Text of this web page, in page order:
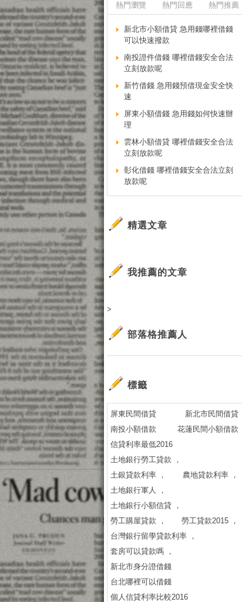
熱門瀏覽
熱門回應 熱門推薦
新北市小額借貸 急用錢哪裡借錢
可以快速撥款
南投證件借錢 哪裡借錢安全合法
立刻放款呢
新竹借錢 急用錢預借現金安全快
速
屏東小額借錢 急用錢如何快速辦
理
雲林小額借貸 哪裡借錢安全合法
立刻放款呢
彰化借錢 哪裡借錢安全合法立刻
放款呢
精選文章
我推薦的文章
>
部落格推薦人
標籤
屏東民間借貸
新北市民間借貸
南投小額借款
花蓮民間小額借款
信貸利率最低2016
土地銀行勞工貸款 ，
土銀貸款利率 ，
農地貸款利率 ，
土地銀行軍人 ，
土地銀行小額信貸 ，
勞工購屋貸款 ，
勞工貸款2015 ，
台灣銀行留學貸款利率 ，
套房可以貸款嗎 ，
新北市身分證借錢
台北哪裡可以借錢
個人信貸利率比較2016